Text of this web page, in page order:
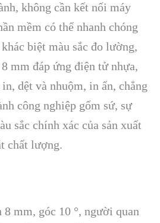
không cần kết nối máy
mềm có thể nhanh chóng
biệt màu sắc đo lường,
mm đáp ứng điện tử nhựa,
dệt và nhuộm, in ấn, chẳng
công nghiệp gốm sứ, sự
sắc chính xác của sản xuất
chất lượng.
mm, góc 10 °, người quan